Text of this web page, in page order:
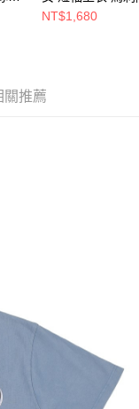
NBAPLWS_SAS
NT$1,680
關推薦